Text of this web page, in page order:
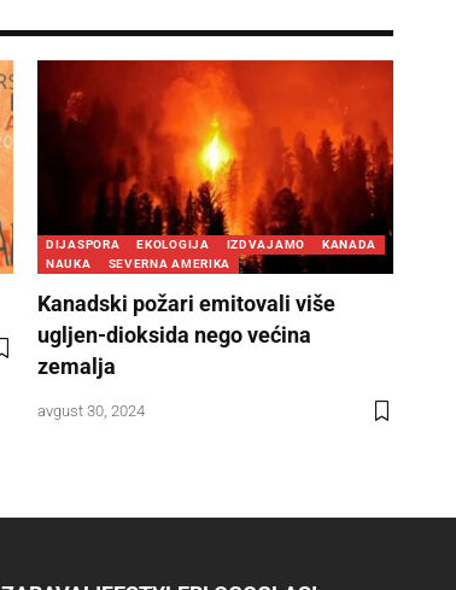
DIJASPORA EKOLOGIJA IZDVAJAMO
KANADA
NAUKA
SEVERNA AMERIKA
Kanadski požari emitovali više
ugljen-dioksida nego većina
zemalja
avgust 30, 2024